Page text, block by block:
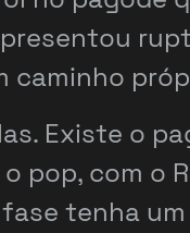
caminho
Existe o
pop, com o
tenha